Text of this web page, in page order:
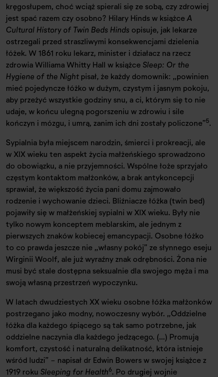
kręgosłupem, choć wciąż spierali się ze sobą, czy zdrowiej
jest spać razem czy osobno? Hilary Hinds w książce A
Cultural History of Twin Beds Hinds opisuje, jak lekarze
ostrzegali przed straszliwymi konsekwencjami dzielenia
łóżek. W 1861 roku lekarz, minister i działacz na rzecz
zdrowia Williama Whitty Hall w książce Sleep: Or the
Hygiene of the Night pisał, że każdy domownik: „powinien
mieć pojedyncze łóżko w dużym, czystym i jasnym pokoju,
aby przeżyć wszystkie godziny snu, a ci, którym się to nie
udaje, w końcu ulegną pogorszeniu w zdrowiu i sile
kończyn i mózgu, i umrą, zanim ich dni zostały policzone”5.
Sypialnia była miejscem narodzin, śmierci i prokreacji, ale
w XIX wieku ten aspekt życia małżeńskiego sprowadzono
do obowiązku, a nie przyjemności. Wspólne łoże sprzyjało
częstym kontaktom małżonków, a brak antykoncepcji
sprawiał, że większość życia pani domu zajmowało
rodzenie i wychowanie dzieci. Bliźniacze łóżka (twin bed)
pojawiły się w małżeńskiej sypialni w XIX wieku. Były nie
tylko nowym konceptem meblarskim, ale jednym z
pierwszych znaków kobiecej emancypacji. Osobne łóżko
to co prawda jeszcze nie „własny pokój” ze słynnego eseju
Wirginii Woolf, ale już wyraźny znak odrębności. Żona nie
musi być stale dostępna seksualnie dla swojego męża i ma
swoją własną przestrzeń wypoczynku.
W latach dwudziestych XX wieku osobne łóżka małżonków
postrzegano jako modny, nowoczesny wybór. „Oddzielne
łóżka dla każdego śpiącego są tak samo potrzebne, jak
oddzielne naczynia dla każdego jedzącego. (...) Promują
komfort, czystość i naturalną delikatność, która istnieje
wśród ludzi” - napisał dr Edwin Bowers w swojej książce z
1919 roku Sleeping for Health6. Po drugiej wojnie